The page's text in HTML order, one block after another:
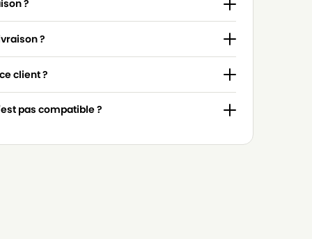
?
?
client ?
pas compatible ?